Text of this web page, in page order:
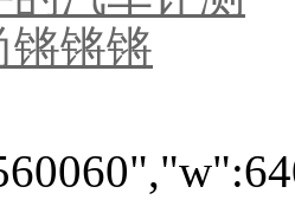
锵锵锵